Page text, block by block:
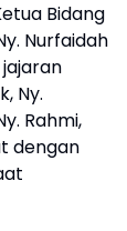
Bidang
Nurfaidah
Ny.
Rahmi,
dengan